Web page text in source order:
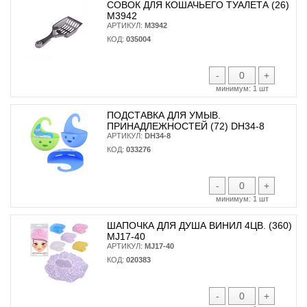
СОВОК ДЛЯ КОШАЧЬЕГО ТУАЛЕТА (26)
М3942
АРТИКУЛ: М3942
КОД: 035004
- +
минимум: 1 шт
ПОДСТАВКА ДЛЯ УМЫВ.
ПРИНАДЛЕЖНОСТЕЙ (72) DH34-8
АРТИКУЛ: DH34-8
КОД: 033276
- +
минимум: 1 шт
ШАПОЧКА ДЛЯ ДУША ВИНИЛ 4ЦВ. (360)
MJ17-40
АРТИКУЛ: MJ17-40
КОД: 020383
- +